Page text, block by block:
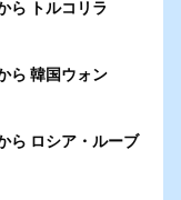
トルコリラ
韓国ウォン
ロシア・ルーブ